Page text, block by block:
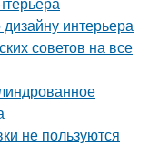
интерьера
советов на все
не пользуются